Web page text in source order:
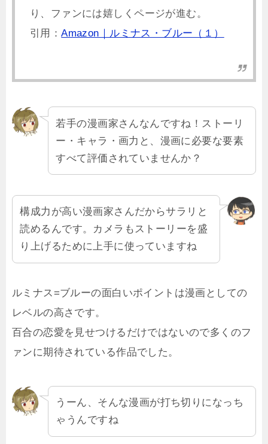
り、ファンには嬉しくページが進む。
引用：Amazon｜ルミナス・ブルー（１）
若手の漫画家さんなんですね！ストーリ
ー・キャラ・画力と、漫画に必要な要素
すべて評価されていませんか？
構成力が高い漫画家さんだからサラリと
読めるんです。カメラもストーリーを盛
り上げるために上手に使っていますね
ルミナス=ブルーの面白いポイントは漫画としての
レベルの高さです。
百合の恋愛を見せつけるだけではないので多くのフ
ァンに期待されている作品でした。
うーん、そんな漫画が打ち切りになっち
ゃうんですね